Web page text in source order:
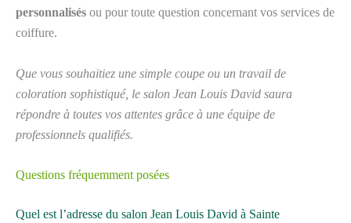
personnalisés ou pour toute question concernant vos services de
coiffure.
Que vous souhaitiez une simple coupe ou un travail de
coloration sophistiqué, le salon Jean Louis David saura
répondre à toutes vos attentes grâce à une équipe de
professionnels qualifiés.
Questions fréquemment posées
Quel est l’adresse du salon Jean Louis David à Sainte